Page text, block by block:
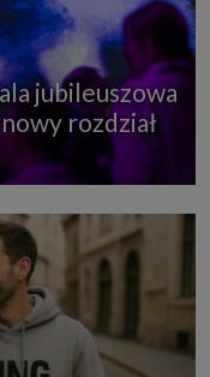
jubileuszowa
rozdział